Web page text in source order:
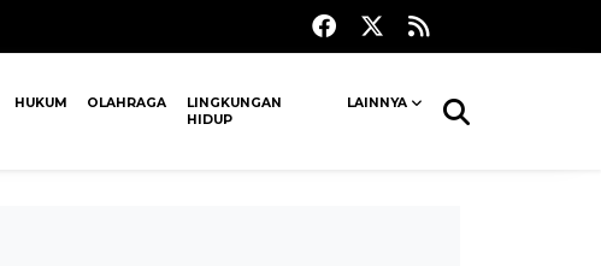
HUKUM OLAHRAGA
LINGKUNGAN
HIDUP
LAINNYA